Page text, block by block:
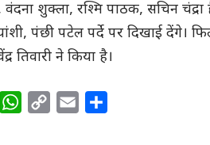
शुक्ला, रश्मि पाठक, सचिन
पंछी पटेल पर्दे पर दिखाई देंगे।
तिवारी ने किया है।
W